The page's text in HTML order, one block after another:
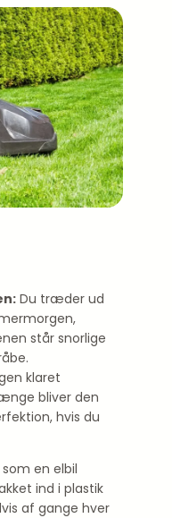
Du træder ud
står snorlige
klaret
bliver den
hvis du
en elbil
ind i plastik
af gange hver